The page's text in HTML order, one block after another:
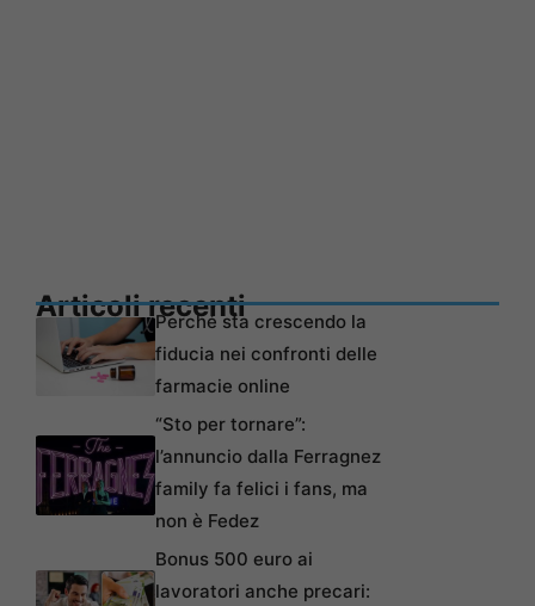
Articoli recentiPerché sta crescendo la
fiducia nei confronti delle
farmacie online
“Sto per tornare”:
l’annuncio dalla Ferragnez
family fa felici i fans, ma
non è Fedez
Bonus 500 euro ai
lavoratori anche precari: